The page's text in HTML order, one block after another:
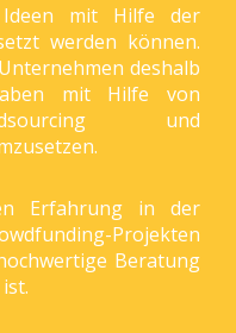
mit Hilfe der
werden können.
deshalb
mit Hilfe von
und
Erfahrung in der
Projekten
Beratung